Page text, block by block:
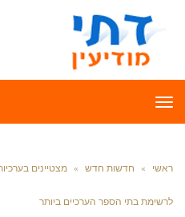
תפריט
ראשי » חדשות חדש » מצטיינים
לרשימת בתי הספר הערכיים ביותר